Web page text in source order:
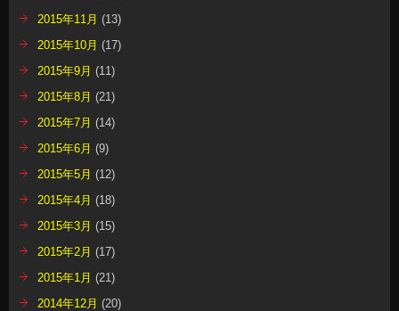
2015年11月 (13)
2015年10月 (17)
2015年9月 (11)
2015年8月 (21)
2015年7月 (14)
2015年6月 (9)
2015年5月 (12)
2015年4月 (18)
2015年3月 (15)
2015年2月 (17)
2015年1月 (21)
2014年12月 (20)